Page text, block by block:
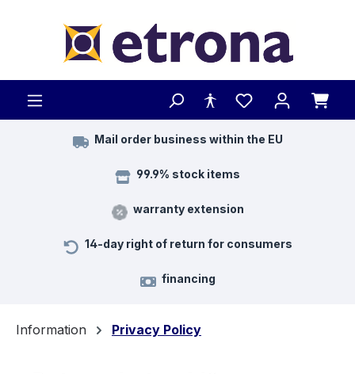
Mail order business within the EU
99.9% stock items
warranty extension
14-day right of return for consumers
financing
Information Privacy Policy